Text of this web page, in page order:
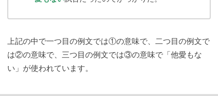
上記の中で一つ目の例文では①の意味で、二つ目の例文で
は②の意味で、三つ目の例文では③の意味で「他愛もな
い」が使われています。